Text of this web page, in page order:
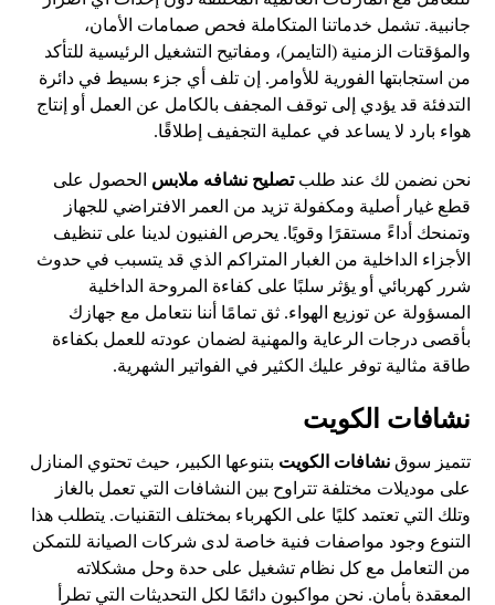
جانبية. تشمل خدماتنا المتكاملة فحص صمامات الأمان،
والمؤقتات الزمنية (التايمر)، ومفاتيح التشغيل الرئيسية للتأكد
من استجابتها الفورية للأوامر. إن تلف أي جزء بسيط في دائرة
التدفئة قد يؤدي إلى توقف المجفف بالكامل عن العمل أو إنتاج
هواء بارد لا يساعد في عملية التجفيف إطلاقًا.
نحن نضمن لك عند طلبتصليح نشافه ملابس الحصول على
قطع غيار أصلية ومكفولة تزيد من العمر الافتراضي للجهاز
وتمنحك أداءً مستقرًا وقويًا. يحرص الفنيون لدينا على تنظيف
الأجزاء الداخلية من الغبار المتراكم الذي قد يتسبب في حدوث
شرر كهربائي أو يؤثر سلبًا على كفاءة المروحة الداخلية
المسؤولة عن توزيع الهواء. ثق تمامًا أننا نتعامل مع جهازك
بأقصى درجات الرعاية والمهنية لضمان عودته للعمل بكفاءة
طاقة مثالية توفر عليك الكثير في الفواتير الشهرية.
نشافات الكويت
تتميز سوقنشافات الكويت بتنوعها الكبير، حيث تحتوي المنازل
على موديلات مختلفة تتراوح بين النشافات التي تعمل بالغاز
وتلك التي تعتمد كليًا على الكهرباء بمختلف التقنيات. يتطلب هذا
التنوع وجود مواصفات فنية خاصة لدى شركات الصيانة للتمكن
من التعامل مع كل نظام تشغيل على حدة وحل مشكلاته
المعقدة بأمان. نحن مواكبون دائمًا لكل التحديثات التي تطرأ